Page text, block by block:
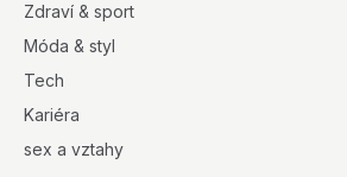
Zdraví & sport
Móda & styl
Tech
Kariéra
sex a vztahy